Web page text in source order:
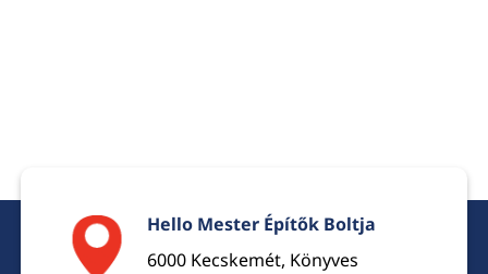
Hello Mester Építők Boltja
6000 Kecskemét, Könyves